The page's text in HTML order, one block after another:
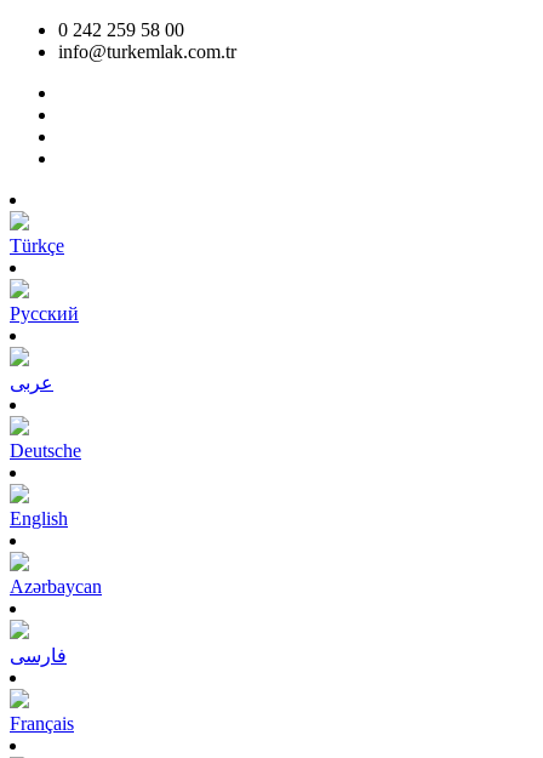
0 242 259 58 00
info@turkemlak.com.tr
Türkçe
Pусский
عربى
Deutsche
English
Azərbaycan
فارسی
Français